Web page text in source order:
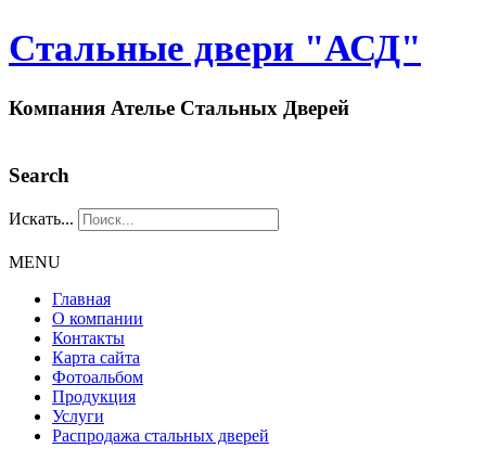
Стальные двери "АСД"
Компания Ателье Стальных Дверей
Search
Искать...
MENU
Главная
О компании
Контакты
Карта сайта
Фотоальбом
Продукция
Услуги
Распродажа стальных дверей